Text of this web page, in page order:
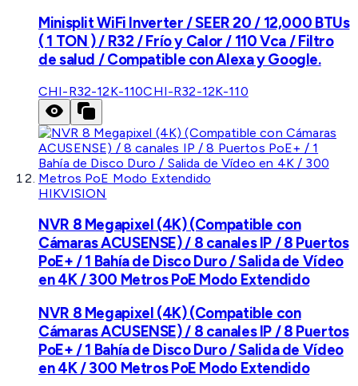
Minisplit WiFi Inverter / SEER 20 / 12,000 BTUs
( 1 TON ) / R32 / Frío y Calor / 110 Vca / Filtro
de salud / Compatible con Alexa y Google.
CHI-R32-12K-110CHI-R32-12K-110
HIKVISION
NVR 8 Megapixel (4K) (Compatible con
Cámaras ACUSENSE) / 8 canales IP / 8 Puertos
PoE+ / 1 Bahía de Disco Duro / Salida de Vídeo
en 4K / 300 Metros PoE Modo Extendido
NVR 8 Megapixel (4K) (Compatible con
Cámaras ACUSENSE) / 8 canales IP / 8 Puertos
PoE+ / 1 Bahía de Disco Duro / Salida de Vídeo
en 4K / 300 Metros PoE Modo Extendido